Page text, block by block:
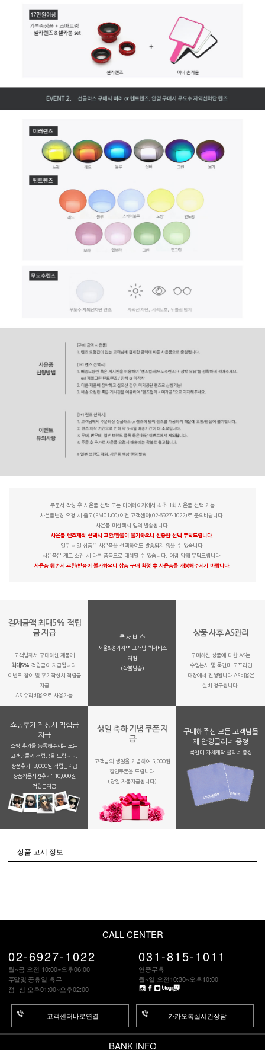
주문서 작성 후 사은품 선택 또는 마이페이지에서 최초 1회 사은품 선택 가능
사은품변경 요청 시 출고(PM01:00)이전 고객센터(02-6927-1022)로 문의바랍니다.
사은품 미선택시 임의 발송됩니다.
사은품 렌즈제작 선택시 교환/환불이 불가하오니 신중한 선택 부탁드립니다.
일부 세일 상품은 사은품을 선택하여도 발송되지 않을 수 있습니다.
사은품은 재고 소진 시 다른 품목으로 대체될 수 있습니다. 이점 양해 부탁드립니다.
사은품 훼손시 교환/반품이 불가하오니 상품 구매 확정 후 사은품을 개봉해주시기 바랍니다.
결제금액 최대5% 적립
금 지급
고객님께서 구매하신 제품에
최대5% 적립금이 지급됩니다.
이벤트 참여 및 후기작성시 적립금
지급
AS 수리비용으로 사용가능
퀵서비스
서울&경기지역 고객님 퀵서비스
지원
(착불발송)
상품 사후 AS관리
구매하신 상품에 대한 AS는
수입본사 및 룩앤미 오프라인
매장에서 진행됩니다.AS비용은
실비 청구됩니다.
쇼핑후기 작성시 적립금
지급
쇼핑 후기를 등록해주시는 모든
고객님들께 적립금을 드립니다.
상품후기: 3,000원 적립금지급
상품착용사진후기: 10,000원
적립금지금
생일 축하 기념 쿠폰 지
급
고객님의 생일을 기념하여 5,000원
할인쿠폰을 드립니다.
(당일 자동지급됩니다)
구매해주신 모든 고객님들
께 안경클리너 증정
룩앤미 자체제작 클리너 증정
상품 고시 정보
CALL CENTER
02-6927-1022
월~금 오전 10:00~오후06:00
주말및 공휴일 휴무
점 심 오후01:00~오후02:00
고객센터바로연결
031-815-1011
연중무휴
월~일 오전10:30~오후10:00
카카오톡실시간상담
BANK INFO